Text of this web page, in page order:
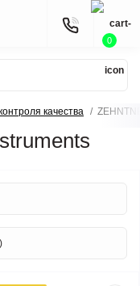
0
качества